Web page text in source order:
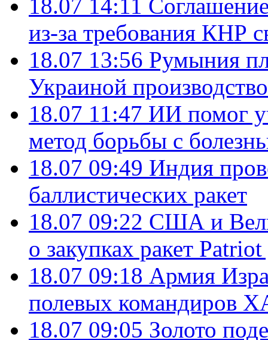
18.07 14:11
из-за требования КНР
18.07 13:56 Румыния
Украиной
18.07 11:47 ИИ помог
метод борьбы с
18.07 09:49 Индия
баллистических ракет
18.07 09:22 США и
о закупках ракет
18.07 09:18 Армия
полевых командиров
18.07 09:05 Золото